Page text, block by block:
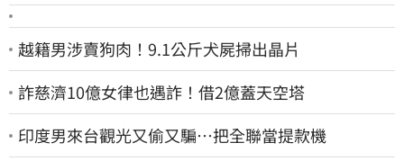
越籍男涉賣狗肉！9.1公斤犬屍掃出晶片
詐慈濟10億女律也遇詐！借2億蓋天空塔
印度男來台觀光又偷又騙…把全聯當提款機